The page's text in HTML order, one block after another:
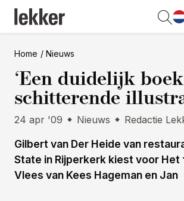
Home Nieuws
‘Een duidelijk
schitterende
24 apr '09 Nieuws Redactie
Gilbert van Der Heide van
State in Rijperkerk kiest voor Het
Vlees van Kees Hageman en Jan